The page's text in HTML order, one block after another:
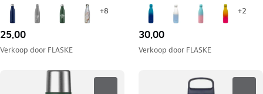
+8
25,00
Verkoop door FLASKE
+2
30,00
Verkoop door FLASKE